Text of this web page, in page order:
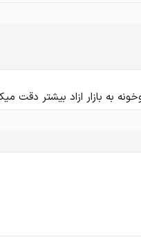
به بازار ازاد بیشتر دقت